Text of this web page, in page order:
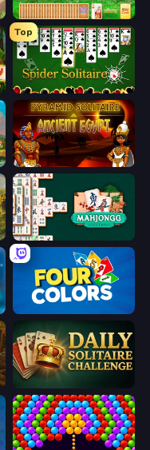
Magic Towers Solitaire
Top
Spider Solitaire
Pyramid Solitaire Ancient Egypt
Mahjongg Solitaire